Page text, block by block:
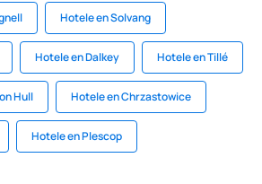
Hotele en Solvang
Hotele en Dalkey Hotele en Tillé
Hull Hotele en Chrzastowice
Hotele en Plescop